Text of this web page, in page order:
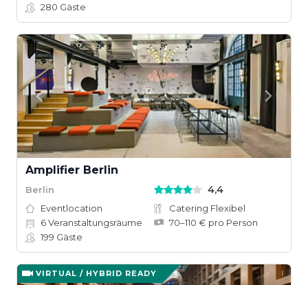
280 Gäste
Amplifier Berlin
Berlin 4,4
Eventlocation
Catering Flexibel
6Veranstaltungsräume
70–110 € pro Person
199 Gäste
VIRTUAL / HYBRID READY